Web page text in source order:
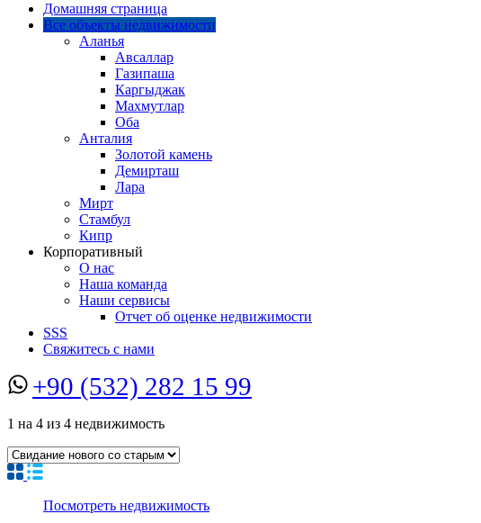
Домашняя страница
Все объекты недвижимости
Аланья
Авсаллар
Газипаша
Каргыджак
Махмутлар
Оба
Анталия
Золотой камень
Демирташ
Лара
Мирт
Стамбул
Кипр
Корпоративный
О нас
Наша команда
Наши сервисы
Отчет об оценке недвижимости
SSS
Свяжитесь с нами
+90 (532) 282 15 99
1 на 4 из 4 недвижимость
Посмотреть недвижимость